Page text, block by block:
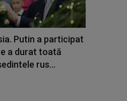
Putin a participat
a durat toată
rus...